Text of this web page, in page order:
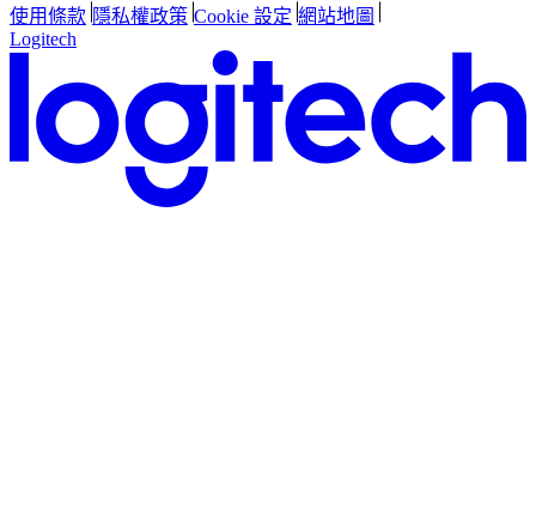
使用條款 隱私權政策 Cookie 設定 網站地圖
Logitech